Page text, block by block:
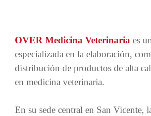
OVER Medicina Veterinaria es
especializada en la elaboración,
distribución de productos de alta
en medicina veterinaria.
En su sede central en San Vicente,